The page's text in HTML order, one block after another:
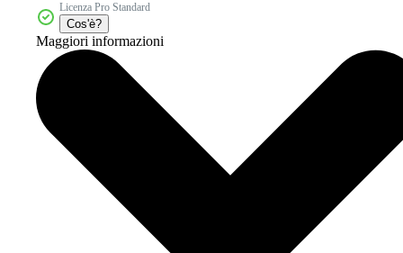
Licenza Pro Standard
Cos'è?
Maggiori informazioni